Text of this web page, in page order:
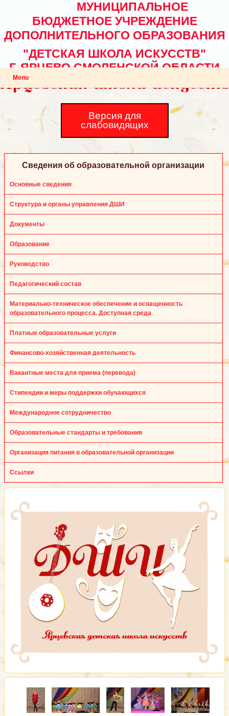
МУНИЦИПАЛЬНОЕ
БЮДЖЕТНОЕ УЧРЕЖДЕНИЕ
ДОПОЛНИТЕЛЬНОГО ОБРАЗОВАНИЯ
"ДЕТСКАЯ ШКОЛА ИСКУССТВ"
Г. ЯРЦЕВО СМОЛЕНСКОЙ ОБЛАСТИ
Menu
Версия для
слабовидящих
Сведения об образовательной организации
Основные сведения
Структура и органы управления ДШИ
Документы
Образование
Руководство
Педагогический состав
Материально-техническое обеспечение и оснащенность
образовательного процесса. Доступная среда
Платные образовательные услуги
Финансово-хозяйственная деятельность
Вакантные места для приема (перевода)
Стипендии и меры поддержки обучающихся
Международное сотрудничество
Образовательные стандарты и требования
Организация питания в образовательной организации
Ссылки